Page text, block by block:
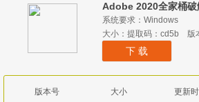
Adobe 2020全家桶破
系统要求：Windows
大小：提取码：cd5b 版
下 载
版本号 大小 更新